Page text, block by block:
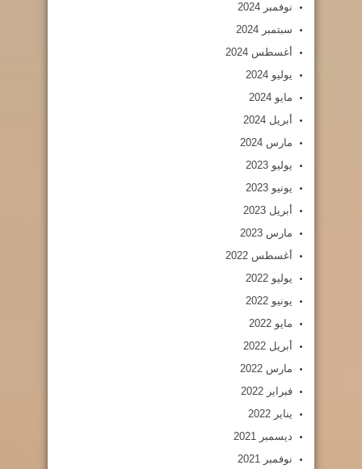
نوفمبر 2024
سبتمبر 2024
أغسطس 2024
يوليو 2024
مايو 2024
أبريل 2024
مارس 2024
يوليو 2023
يونيو 2023
أبريل 2023
مارس 2023
أغسطس 2022
يوليو 2022
يونيو 2022
مايو 2022
أبريل 2022
مارس 2022
فبراير 2022
يناير 2022
ديسمبر 2021
نوفمبر 2021